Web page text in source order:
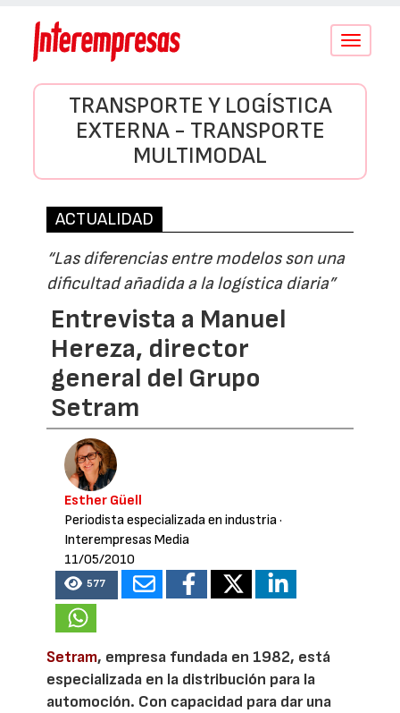
Conmutar
TRANSPORTE Y LOGÍSTICA
EXTERNA - TRANSPORTE
MULTIMODAL
ACTUALIDAD
“Las diferencias entre modelos son una
dificultad añadida a la logística diaria”
Entrevista a Manuel
Hereza, director
general del Grupo
Setram
Esther Güell
Periodista especializada en industria·
Interempresas Media
11/05/2010
577
Setram, empresa fundada en 1982, está
especializada en la distribución para la
automoción. Con capacidad para dar una